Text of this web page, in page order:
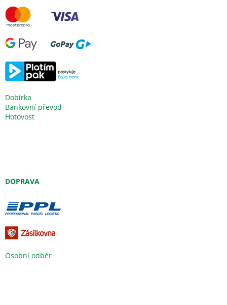
Dobírka
Bankovní převod
Hotovost
DOPRAVA
Osobní odběr